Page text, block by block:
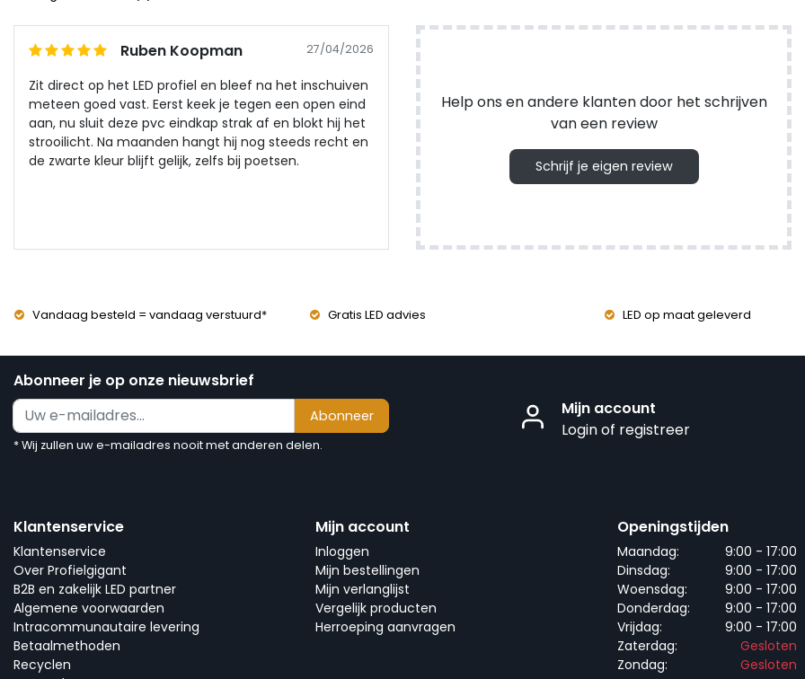
Ruben Koopman 27/04/2026
Zit direct op het LED profiel en bleef na het inschuiven
meteen goed vast. Eerst keek je tegen een open eind
aan, nu sluit deze pvc eindkap strak af en blokt hij het
strooilicht. Na maanden hangt hij nog steeds recht en
de zwarte kleur blijft gelijk, zelfs bij poetsen.
Help ons en andere klanten door het schrijven
van een review
Schrijf je eigen review
Vandaag besteld = vandaag verstuurd* Gratis LED advies LED op maat geleverd
Abonneer je op onze nieuwsbrief
Abonneer
* Wij zullen uw e-mailadres nooit met anderen delen.
Mijn account
Login of registreer
Klantenservice
Klantenservice
Over Profielgigant
B2B en zakelijk LED partner
Algemene voorwaarden
Intracommunautaire levering
Betaalmethoden
Recyclen
Mijn account
Inloggen
Mijn bestellingen
Mijn verlanglijst
Vergelijk producten
Herroeping aanvragen
Openingstijden
Maandag:
9:00 - 17:00
Dinsdag:
9:00 - 17:00
Woensdag:
9:00 - 17:00
Donderdag:
9:00 - 17:00
Vrijdag:
9:00 - 17:00
Zaterdag:
Gesloten
Zondag:
Gesloten